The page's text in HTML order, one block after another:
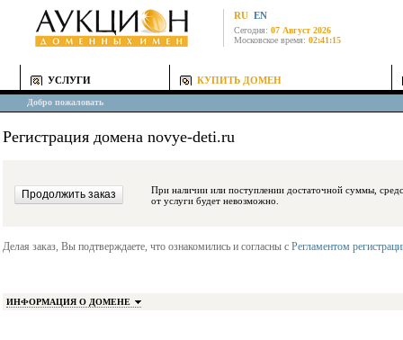
RU EN
Сегодня: 07 Август 2026
Московское время: 02:41:15
УСЛУГИ КУПИТЬ ДОМЕН
Добро пожаловать
Регистрация домена novye-deti.ru
При наличии или поступлении достаточной суммы, средства будут
от услуги будет невозможно.
Делая заказ, Вы подтверждаете, что ознакомились и согласны с Регламентом
ИНФОРМАЦИЯ О ДОМЕНЕ